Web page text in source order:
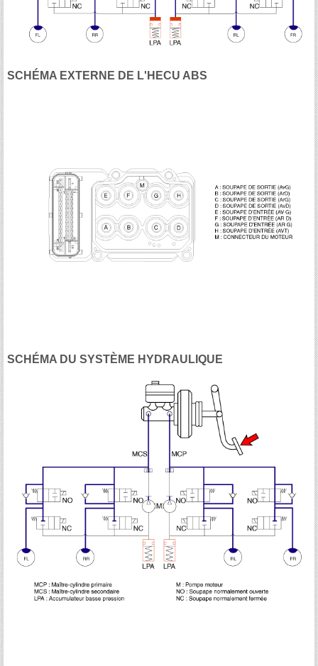
SCHÉMA EXTERNE DE L'HECU ABS
SCHÉMA DU SYSTÈME HYDRAULIQUE